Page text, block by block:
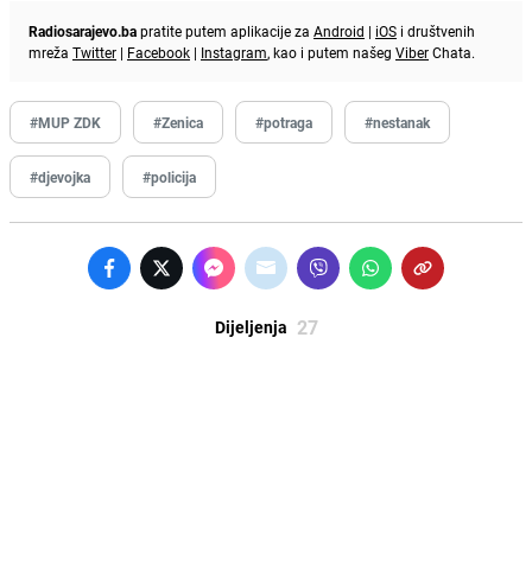
Radiosarajevo.bapratite putem aplikacije za Android | iOS i društvenih
mreža Twitter | Facebook | Instagram, kao i putem našeg ViberChata.
#MUP ZDK #Zenica #potraga #nestanak
#djevojka #policija
Dijeljenja 27